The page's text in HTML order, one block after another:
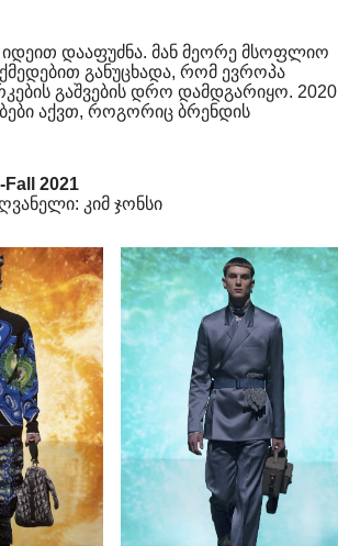
იდეით დააფუძნა. მან მეორე მსოფლიო
განუცხადა, რომ ევროპა
გაშვების დრო დამდგარიყო. 2020
აქვთ, როგორიც ბრენდის
Fall 2021
კიმ ჯონსი